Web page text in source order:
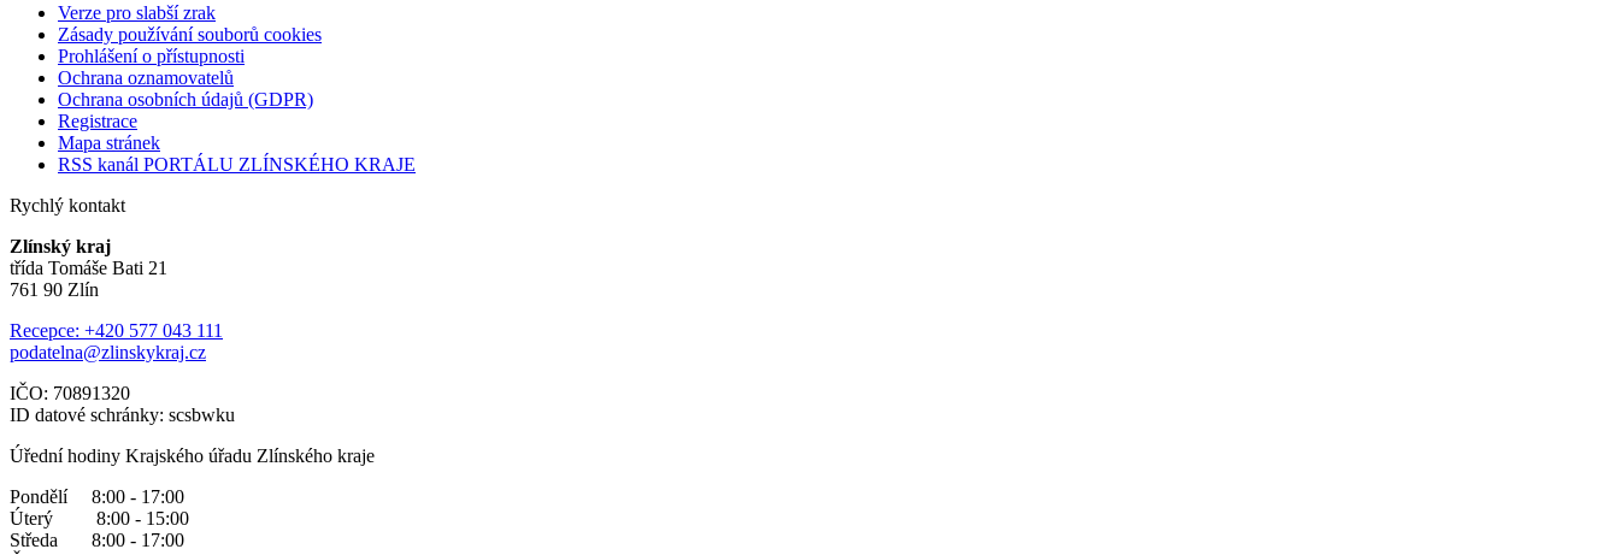
Verze pro slabší zrak
Zásady používání souborů cookies
Prohlášení o přístupnosti
Ochrana oznamovatelů
Ochrana osobních údajů (GDPR)
Registrace
Mapa stránek
RSS kanál PORTÁLU ZLÍNSKÉHO KRAJE
Rychlý kontakt
Zlínský kraj
třída Tomáše Bati 21
761 90 Zlín
Recepce: +420 577 043 111
podatelna@zlinskykraj.cz
IČO: 70891320
ID datové schránky: scsbwku
Úřední hodiny Krajského úřadu Zlínského kraje
Pondělí 8:00 - 17:00
Úterý 8:00 - 15:00
Středa 8:00 - 17:00